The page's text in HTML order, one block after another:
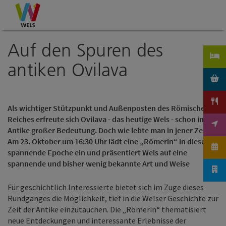
Zum Inhalt
Zur Navigation
Zum Seitenanfang
Auf den Spuren des
antiken Ovilava
Als wichtiger Stützpunkt und Außenposten des Römischen
Reiches erfreute sich Ovilava - das heutige Wels - schon in der
Antike großer Bedeutung. Doch wie lebte man in jener Zeit?
Am 23. Oktober um 16:30 Uhr lädt eine „Römerin“ in diese
spannende Epoche ein und präsentiert Wels auf eine
spannende und bisher wenig bekannte Art und Weise
Für geschichtlich Interessierte bietet sich im Zuge dieses
Rundganges die Möglichkeit, tief in die Welser Geschichte zur
Zeit der Antike einzutauchen. Die „Römerin“ thematisiert
neue Entdeckungen und interessante Erlebnisse der